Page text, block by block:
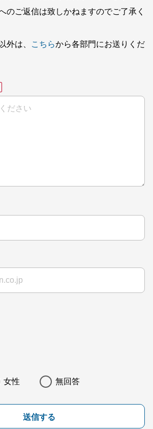
のご返信は致しかねますのでご了承く
外は、
こちらから各部門にお送りくだ
女性 無回答
送信する